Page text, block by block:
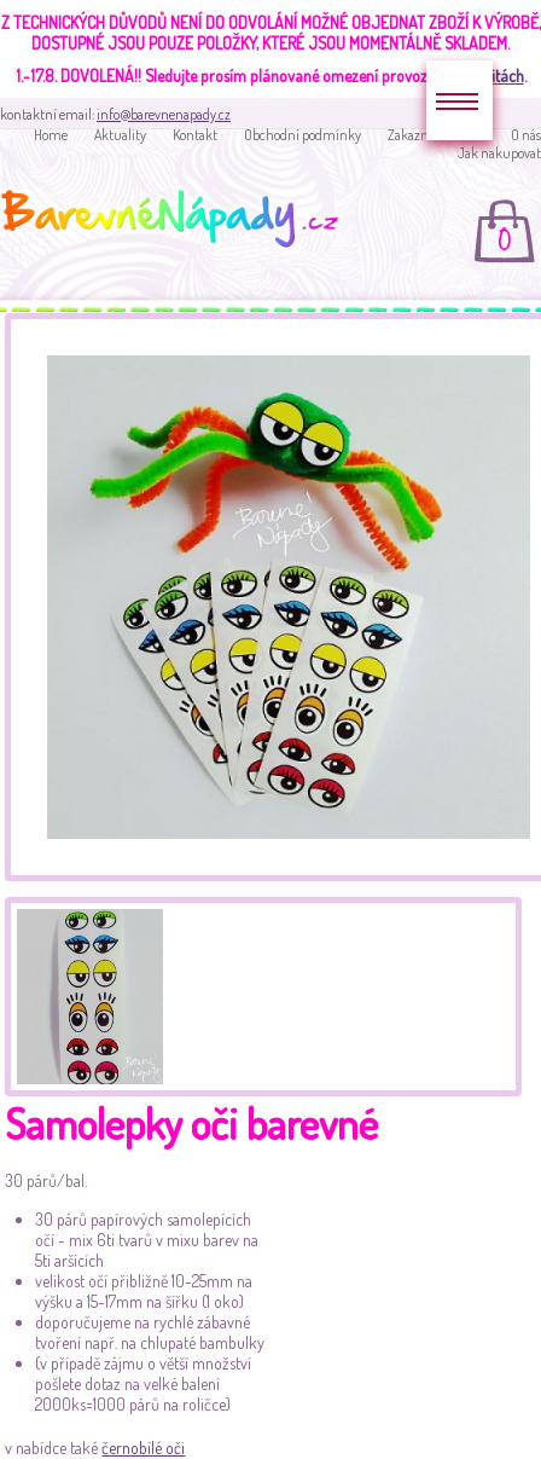
Z TECHNICKÝCH DŮVODŮ NENÍ DO ODVOLÁNÍ MOŽNÉ OBJEDNAT ZBOŽÍ K VÝROBĚ,
DOSTUPNÉ JSOU POUZE POLOŽKY, KTERÉ JSOU MOMENTÁLNĚ SKLADEM.
1.-17.8. DOVOLENÁ!!Sledujte prosím plánované omezení provozu v aktualitách.
kontaktní email:info@barevnenapady.cz
Home
Aktuality Kontakt Obchodní podmínky Zakaznická sekce
O nás
Jak nakupovat
0
Samolepky oči barevné
30 párů/bal.
30 párů papírových samolepících
očí - mix 6ti tvarů v mixu barev na
5ti aršících
velikost očí přibližně 10-25mm na
výšku a 15-17mm na šířku (1 oko)
doporučujeme na rychlé zábavné
tvoření např. na chlupaté bambulky
(v případě zájmu o větší množství
pošlete dotaz na velké balení
2000ks=1000 párů na roličce)
v nabídce takéčernobílé oči